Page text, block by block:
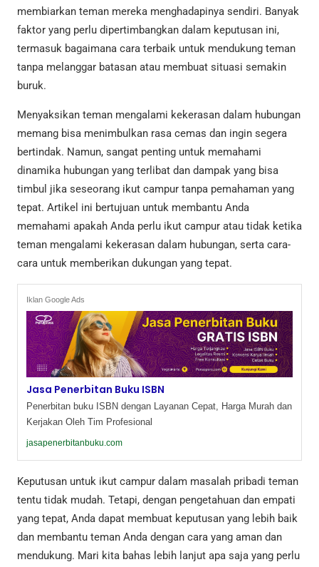
membiarkan teman mereka menghadapinya sendiri. Banyak
faktor yang perlu dipertimbangkan dalam keputusan ini,
termasuk bagaimana cara terbaik untuk mendukung teman
tanpa melanggar batasan atau membuat situasi semakin
buruk.
Menyaksikan teman mengalami kekerasan dalam hubungan
memang bisa menimbulkan rasa cemas dan ingin segera
bertindak. Namun, sangat penting untuk memahami
dinamika hubungan yang terlibat dan dampak yang bisa
timbul jika seseorang ikut campur tanpa pemahaman yang
tepat. Artikel ini bertujuan untuk membantu Anda
memahami apakah Anda perlu ikut campur atau tidak ketika
teman mengalami kekerasan dalam hubungan, serta cara-
cara untuk memberikan dukungan yang tepat.
Iklan Google Ads
Jasa Penerbitan Buku ISBN
Penerbitan buku ISBN dengan Layanan Cepat, Harga Murah dan
Kerjakan Oleh Tim Profesional
jasapenerbitanbuku.com
Keputusan untuk ikut campur dalam masalah pribadi teman
tentu tidak mudah. Tetapi, dengan pengetahuan dan empati
yang tepat, Anda dapat membuat keputusan yang lebih baik
dan membantu teman Anda dengan cara yang aman dan
mendukung. Mari kita bahas lebih lanjut apa saja yang perlu